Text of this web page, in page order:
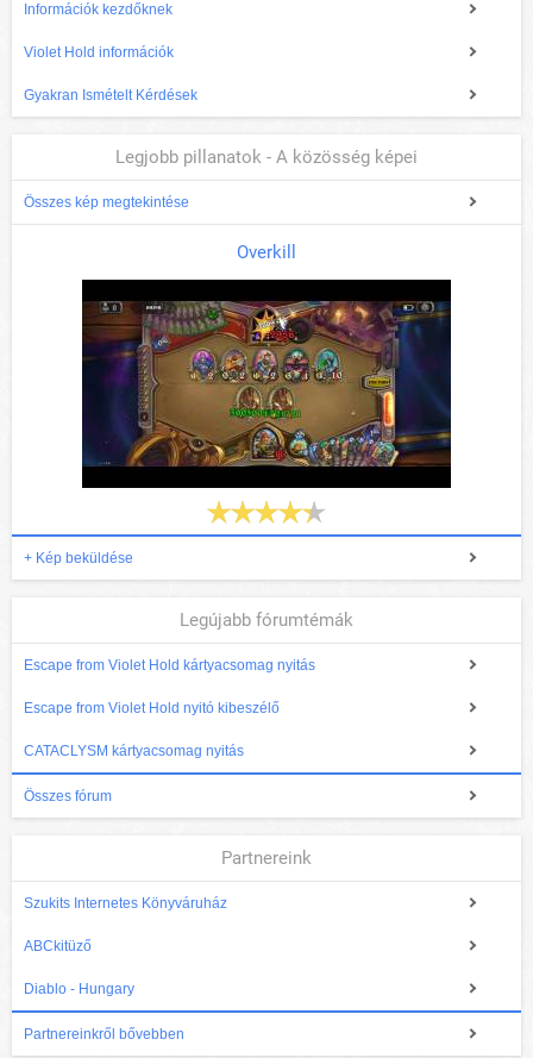
Információk kezdőknek
Violet Hold információk
Gyakran Ismételt Kérdések
Legjobb pillanatok - A közösség képei
Összes kép megtekintése
Overkill
+ Kép beküldése
Legújabb fórumtémák
Escape from Violet Hold kártyacsomag nyitás
Escape from Violet Hold nyitó kibeszélő
CATACLYSM kártyacsomag nyitás
Összes fórum
Partnereink
Szukits Internetes Könyváruház
ABCkitüző
Diablo - Hungary
Partnereinkről bővebben